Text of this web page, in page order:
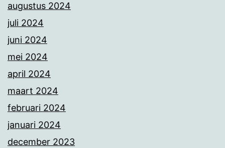
augustus 2024
juli 2024
juni 2024
mei 2024
april 2024
maart 2024
februari 2024
januari 2024
december 2023